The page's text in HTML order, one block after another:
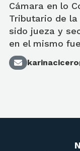
Cámara en lo
Tributario de la
sido jueza y
en el mismo